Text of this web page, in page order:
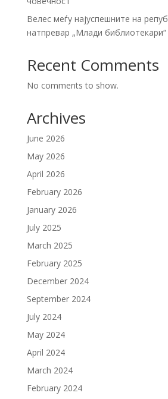
Велес меѓу најуспешните на
натпревар „Млади
Recent Comments
No comments to show.
Archives
June 2026
May 2026
April 2026
February 2026
January 2026
July 2025
March 2025
February 2025
December 2024
September 2024
July 2024
May 2024
April 2024
March 2024
February 2024